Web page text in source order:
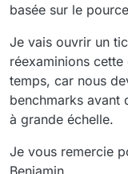
basée sur le
Je vais ouvrir un
réexaminions
temps, car nous
benchmarks
à grande échelle.
Je vous remercie